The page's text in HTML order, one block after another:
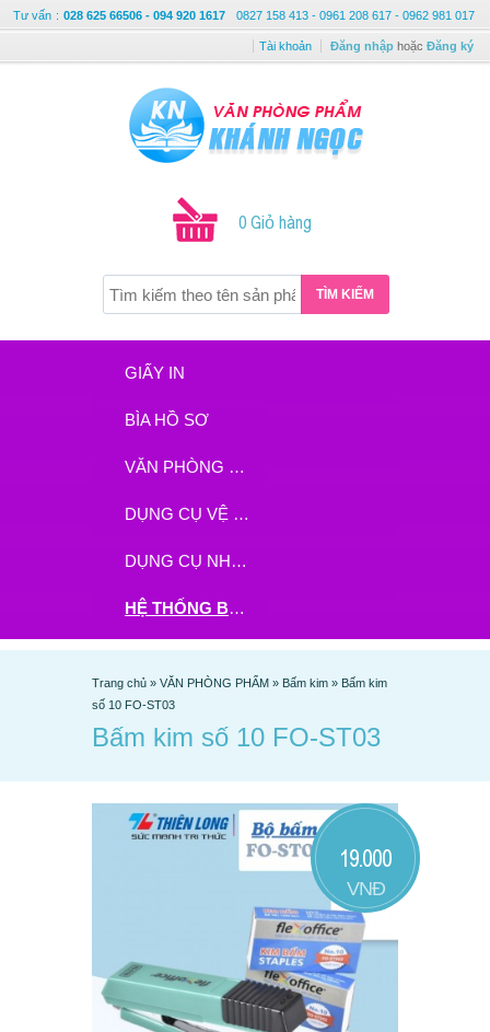
Tư vấn : 028 625 66506 - 094 920 1617 0827 158 413 - 0961 208 617 - 0962 981 017
Tài khoản Đăng nhập hoặc Đăng ký
0 Giỏ hàng
TÌM KIẾM
GIẤY IN
BÌA HỒ SƠ
VĂN PHÒNG PHẨM
DỤNG CỤ VỆ SINH
DỤNG CỤ NHÀ BẾP
HỆ THỐNG BHX - TGDĐ ĐẶT HÀNG TẠI ĐÂY
Trang chủ » VĂN PHÒNG PHẨM » Bấm kim » Bấm kim
số 10 FO-ST03
Bấm kim số 10 FO-ST03
19.000
VNĐ